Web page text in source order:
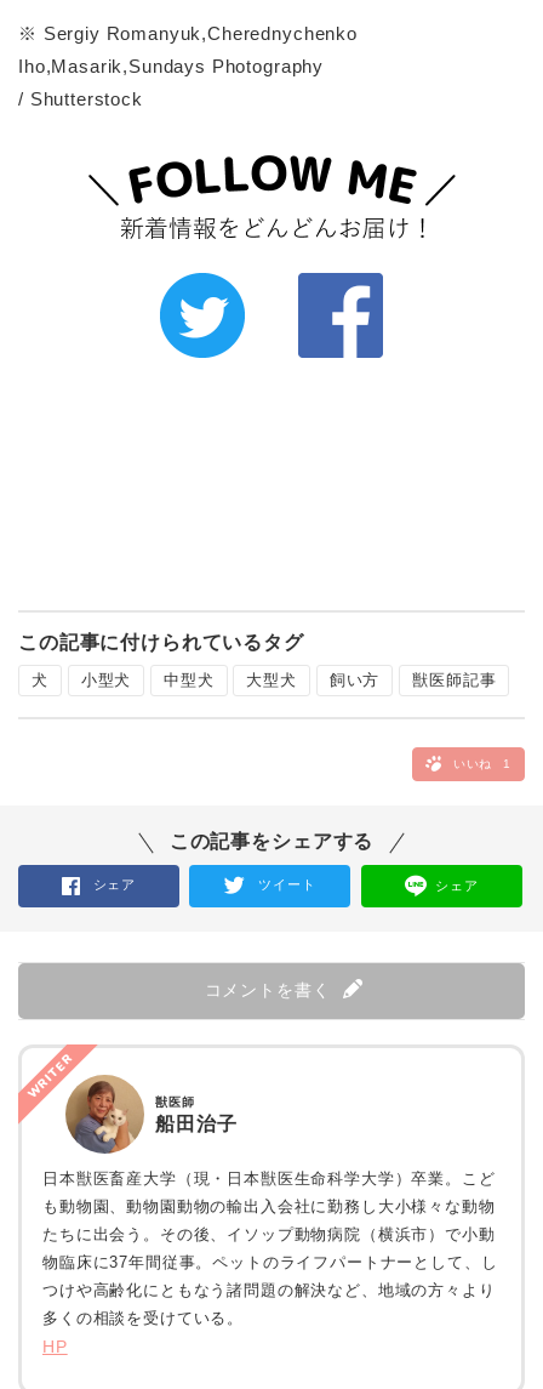
※ Sergiy Romanyuk,Cherednychenko
Iho,Masarik,Sundays Photography
/ Shutterstock
この記事に付けられているタグ
犬 小型犬 中型犬 大型犬 飼い方 獣医師記事
いいね 1
この記事をシェアする
シェア ツイート シェア
コメントを書く
WRITER 獣医師
船田治子
日本獣医畜産大学（現・日本獣医生命科学大学）卒業。こど
も動物園、動物園動物の輸出入会社に勤務し大小様々な動物
たちに出会う。その後、イソップ動物病院（横浜市）で小動
物臨床に37年間従事。ペットのライフパートナーとして、し
つけや高齢化にともなう諸問題の解決など、地域の方々より
多くの相談を受けている。
HP